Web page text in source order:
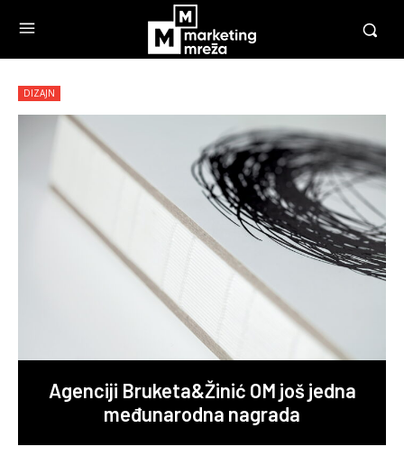
DIZAJN
Agenciji Bruketa&Žinić OM još jedna
međunarodna nagrada